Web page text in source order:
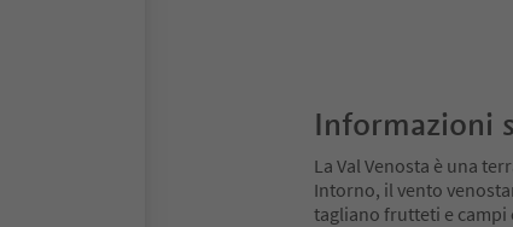
Informazioni
La Val Venosta è una
Intorno, il vento
tagliano frutteti e campi